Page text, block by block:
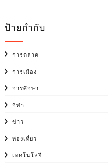
ป้ายกำกับ
การตลาด
การเมือง
การศีกษา
กีฬา
ข่าว
ท่องเที่ยว
เทคโนโลยี